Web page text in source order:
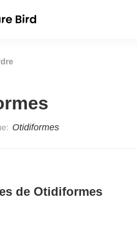
Otidiformes
de Otidiformes